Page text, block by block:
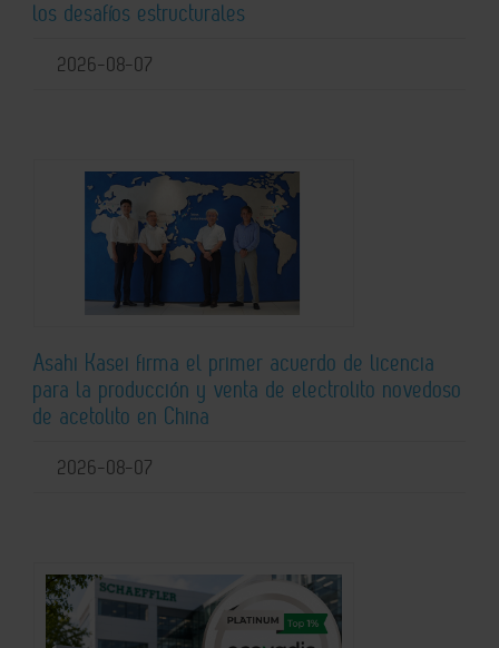
los desafíos estructurales
2026-08-07
Asahi Kasei firma el primer acuerdo de licencia
para la producción y venta de electrolito novedoso
de acetolito en China
2026-08-07